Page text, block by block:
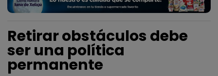
Retirar obstáculos debe
ser una política
permanente